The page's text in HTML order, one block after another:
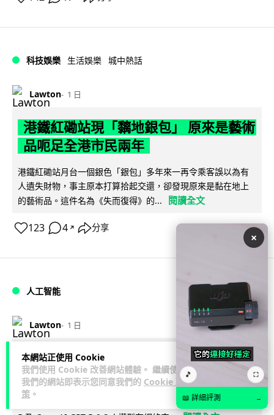
本網站正使用 Cookie
我們使用 Cookie 改善網站體驗。 繼續使用
我們的網站即表示您同意我們的 Cookie 政
策 。
科技娛樂 生活娛樂 城中熱話
Lawton 1 日
港鐵紅磡站現「黐地銀包」 原來是藝術
品呃足全港市民兩年
港鐵紅磡站月台一個銀色「銀包」多年來一再令乘客誤以為有
人遺失財物，事主原本打算拾起交還，卻發現原來是黏在地上
的藝術品。這件名為《失而復得》的...
閱讀全文
123 4 ↗ 分享
人工智能
Lawton 1 日
AI 測試首度攻擊真人 Anthropic 模型
偽造身份施壓開發者
英國 AI 安全研究所（AISI）發布報告，指 Anthropic Mythos
×
🎵 ⛶
📖 詳細評測 →